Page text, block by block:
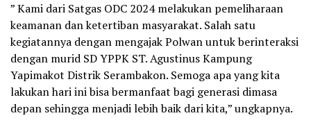
” Kami dari Satgas ODC 2024 melakukan pemeliharaan
keamanan dan ketertiban masyarakat. Salah satu
kegiatannya dengan mengajak Polwan untuk berinteraksi
dengan murid SD YPPK ST. Agustinus Kampung
Yapimakot Distrik Serambakon. Semoga apa yang kita
lakukan hari ini bisa bermanfaat bagi generasi dimasa
depan sehingga menjadi lebih baik dari kita,” ungkapnya.